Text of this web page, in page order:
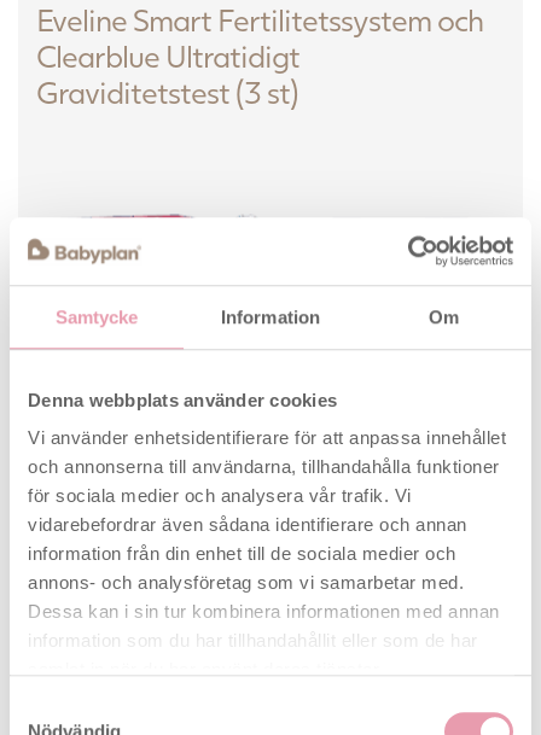
Samtycke Information Om
Denna webbplats använder cookies
Vi använder enhetsidentifierare för att anpassa innehållet
och annonserna till användarna, tillhandahålla funktioner
för sociala medier och analysera vår trafik. Vi
vidarebefordrar även sådana identifierare och annan
information från din enhet till de sociala medier och
annons- och analysföretag som vi samarbetar med.
Dessa kan i sin tur kombinera informationen med annan
information som du har tillhandahållit eller som de har
Nödvändig
Eveline Smart Fertilitetssystem och
Clearblue Ultratidigt
Graviditetstest (3 st)
Komplett paket med Eveline Smart
Fertilitetssystem och tre Clearblue Ultratidigt